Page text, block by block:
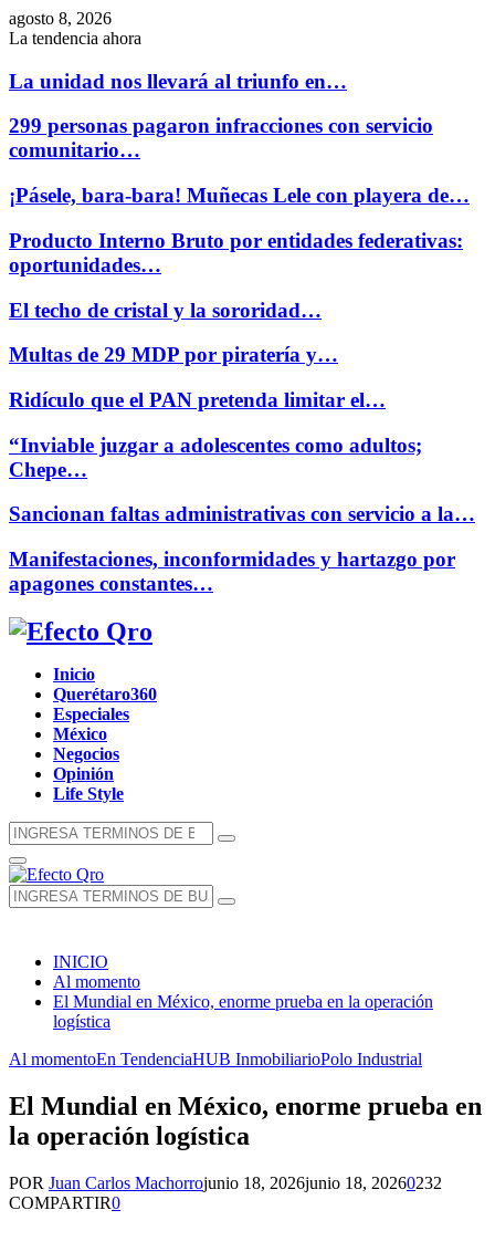
agosto 8, 2026
La tendencia ahora
La unidad nos llevará al triunfo en…
299 personas pagaron infracciones con servicio
comunitario…
¡Pásele, bara-bara! Muñecas Lele con playera de…
Producto Interno Bruto por entidades federativas:
oportunidades…
El techo de cristal y la sororidad…
Multas de 29 MDP por piratería y…
Ridículo que el PAN pretenda limitar el…
“Inviable juzgar a adolescentes como adultos;
Chepe…
Sancionan faltas administrativas con servicio a la…
Manifestaciones, inconformidades y hartazgo por
apagones constantes…
Facebook
Twitter
Instagram
Youtube
Whatsapp
Inicio
Querétaro360
Especiales
México
Negocios
Opinión
Life Style
Búsqueda
de:
Búsqueda
Menú
Principal
Búsqueda
de:
Búsqueda
INICIO
Al momento
El Mundial en México, enorme prueba en la operación
logística
Al momentoEn TendenciaHUB InmobiliarioPolo Industrial
El Mundial en México, enorme prueba en
la operación logística
POR Juan Carlos Machorrojunio 18, 2026junio 18, 20260232
COMPARTIR0